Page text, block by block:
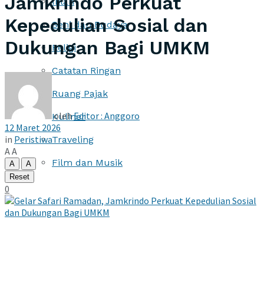
Seni dan Budaya
Religi
Catatan Ringan
Ruang Pajak
Kuliner
Traveling
Film dan Musik
Kepedulian Sosial dan
Dukungan Bagi UMKM
olehEditor : Anggoro
12 Maret 2026
in Peristiwa
AA
A
A
Reset
0